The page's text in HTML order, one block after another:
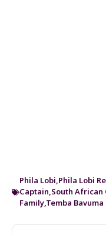
Phila Lobi,Phila Lobi
Captain,South
Family,Temba